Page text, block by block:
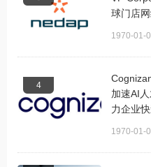
球门店
1970-01-
4
加速AI
力企业
1970-01-